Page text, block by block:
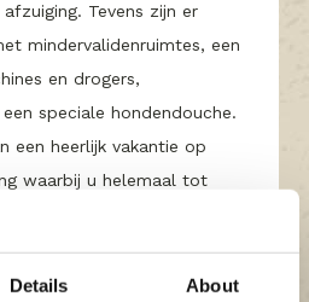
Details About
Tevens zijn er
mindervalidenruimtes, een
en drogers,
speciale hondendouche.
een heerlijk vakantie op
waarbij u helemaal tot